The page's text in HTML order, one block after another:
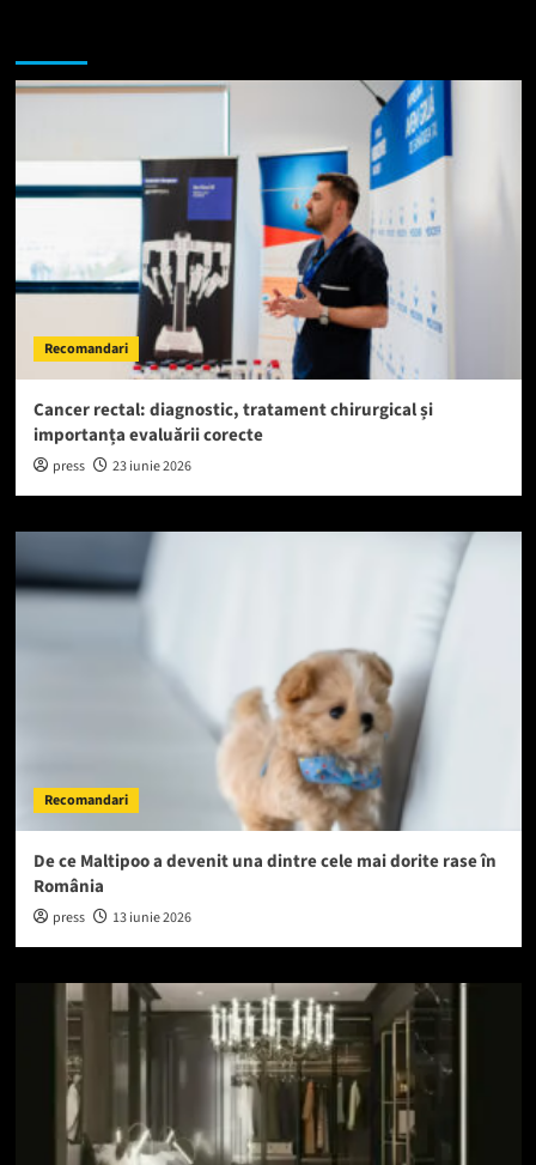
Recomandari
Cancer rectal: diagnostic, tratament chirurgical și
importanța evaluării corecte
press 23 iunie 2026
Recomandari
De ce Maltipoo a devenit una dintre cele mai dorite rase în
România
press 13 iunie 2026